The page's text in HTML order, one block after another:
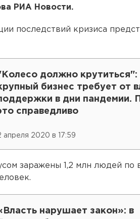
РИА Новости.
последствий кризиса
должно крутиться":
бизнес требует от
в дни пандемии.
справедливо
апреля 2020 в 17:59
заражены 1,2 млн людей по
нарушает закон»: в